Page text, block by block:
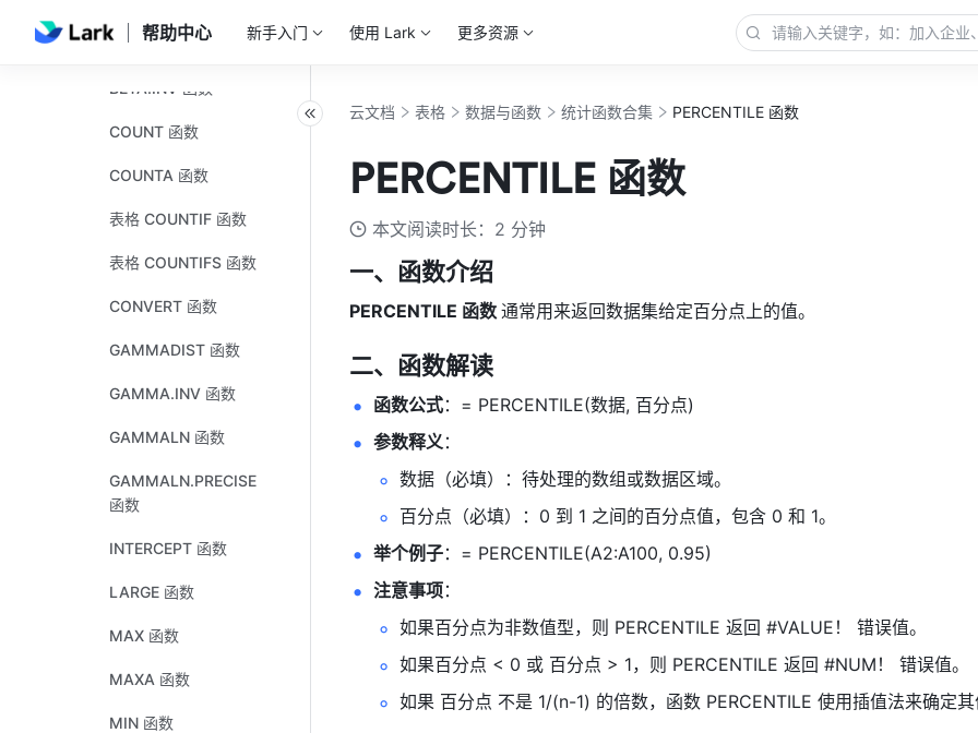
帮助中心 新手入门 使用 Lark 更多资源
BETA.DIST 函数
BETA.INV 函数
COUNT 函数
COUNTA 函数
表格 COUNTIF 函数
表格 COUNTIFS 函数
CONVERT 函数
GAMMADIST 函数
GAMMA.INV 函数
GAMMALN 函数
GAMMALN.PRECISE
函数
INTERCEPT 函数
LARGE 函数
MAX 函数
MAXA 函数
MIN 函数
云文档 表格 数据与函数 统计函数合集 PERCENTILE 函数
PERCENTILE 函数
本文阅读时长：2 分钟
一、函数介绍
PERCENTILE 函数 通常用来返回数据集给定百分点上的值。
二、函数解读
函数公式：= PERCENTILE(数据, 百分点)
参数释义：
数据（必填）：待处理的数组或数据区域。
百分点（必填）：0 到 1 之间的百分点值，包含 0 和 1。
举个例子：= PERCENTILE(A2:A100, 0.95)
注意事项：
如果百分点为非数值型，则 PERCENTILE 返回 #VALUE！ 错误值。
如果百分点 < 0 或 百分点 > 1，则 PERCENTILE 返回 #NUM！ 错误值。
如果 百分点 不是 1/(n-1) 的倍数，函数 PERCENTILE 使用插值法来确定其